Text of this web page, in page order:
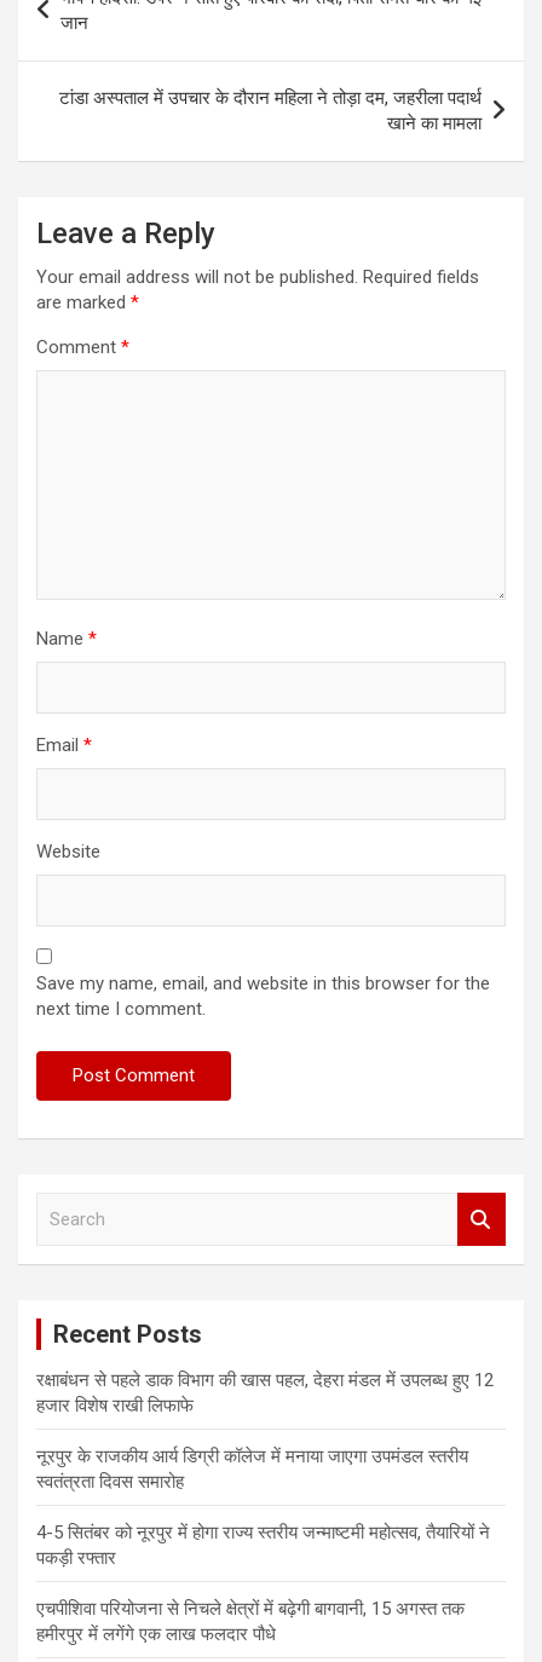
navigation
जान
टांडा अस्पताल में उपचार के दौरान महिला ने तोड़ा दम, जहरीला पदार्थ
खाने का मामला
Leave a Reply
Your email address will not be published. Required fields
are marked *
Comment *
Name *
Email *
Website
Save my name, email, and website in this browser for the
next time I comment.
Recent Posts
रक्षाबंधन से पहले डाक विभाग की खास पहल, देहरा मंडल में उपलब्ध हुए 12
हजार विशेष राखी लिफाफे
नूरपुर के राजकीय आर्य डिग्री कॉलेज में मनाया जाएगा उपमंडल स्तरीय
स्वतंत्रता दिवस समारोह
4-5 सितंबर को नूरपुर में होगा राज्य स्तरीय जन्माष्टमी महोत्सव, तैयारियों ने
पकड़ी रफ्तार
एचपीशिवा परियोजना से निचले क्षेत्रों में बढ़ेगी बागवानी, 15 अगस्त तक
हमीरपुर में लगेंगे एक लाख फलदार पौधे